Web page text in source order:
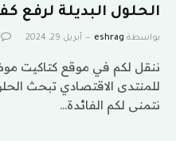
الحلول البديلة لرفع
بواسطة eshrag أبريل 29, 2024
ننقل لكم في موقع كتاكيت
للمنتدى الاقتصادي تبحث
نتمنى لكم الفائدة…